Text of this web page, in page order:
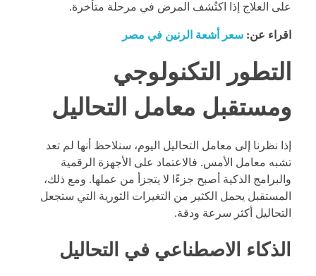
على العلاج إذا اكتُشف المرض في مرحلة متأخرة.
اقراء عن: سعر أشعة الرنين في مصر
التطور التكنولوجي
ومستقبل معامل التحاليل
إذا نظرنا إلى معامل التحاليل اليوم، سنلاحظ أنها لم تعد
تشبه معامل الأمس. فالاعتماد على الأجهزة الرقمية
والبرامج الذكية أصبح جزءًا لا يتجزأ من عملها. ومع ذلك،
المستقبل يحمل الكثير من التغيرات الثورية التي ستجعل
التحاليل أكثر سرعة ودقة.
الذكاء الاصطناعي في التحاليل